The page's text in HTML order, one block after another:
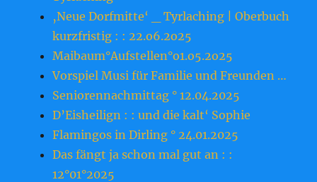
‚Neue Dorfmitte‘ _ Tyrlaching | Oberbuch
kurzfristig : : 22.o6.2o25
Maibaum°Aufstellen°o1.o5.2o25
Vorspiel Musi für Familie und Freunden …
Seniorennachmittag ° 12.04.2025
D’Eisheilign : : und die kalt‘ Sophie
Flamingos in Dirling ° 24.01.2025
Das fängt ja schon mal gut an : :
12°01°2025